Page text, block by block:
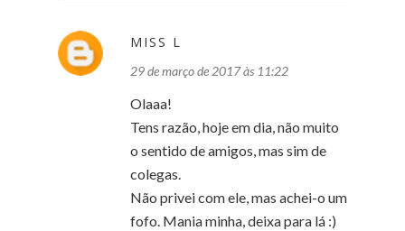
MISS L
29 de março de 2017 às 11:22
Olaaa!
Tens razão, hoje em dia, não muito
o sentido de amigos, mas sim de
colegas.
Não privei com ele, mas achei-o um
fofo. Mania minha, deixa para lá :)